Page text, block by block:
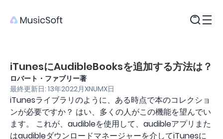
iTunesにAudibleBooksを追加する方法は？
ロバート・ファブリー著
最終更新日: 13年2022月XNUMX日
iTunesライブラリのように、ある時点で本のコレクショ
ンが必要ですか？ はい、多くの人がこの機能を望んでい
ます。 これが、audibleを使用して、audibleアプリまた
はaudibleダウンロードマネージャーを介してiTunesに